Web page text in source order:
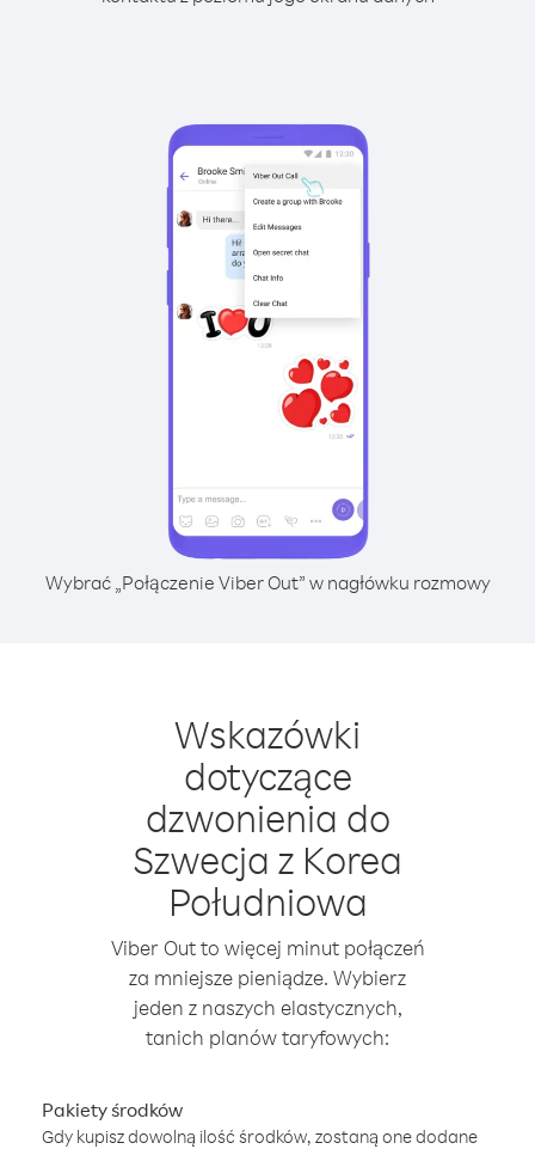
Wybrać „Połączenie Viber Out” w nagłówku rozmowy
Wskazówki
dotyczące
dzwonienia do
Szwecja z Korea
Południowa
Viber Out to więcej minut połączeń
za mniejsze pieniądze. Wybierz
jeden z naszych elastycznych,
tanich planów taryfowych:
Pakiety środków
Gdy kupisz dowolną ilość środków, zostaną one dodane